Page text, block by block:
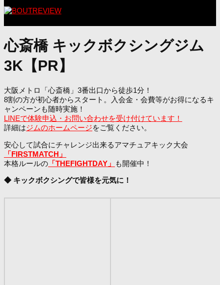
心斎橋 キックボクシングジム
3K【PR】
大阪メトロ「心斎橋」3番出口から徒歩1分！
8割の方が初心者からスタート。入会金・会費等がお得になるキ
ャンペーンも随時実施！
LINEで体験申込・お問い合わせを受け付けています！
詳細はジムのホームページをご覧ください。
安心して試合にチャレンジ出来るアマチュアキック大会
「FIRSTMATCH」
本格ルールの 「THEFIGHTDAY」 も開催中！
◆ キックボクシングで皆様を元気に！